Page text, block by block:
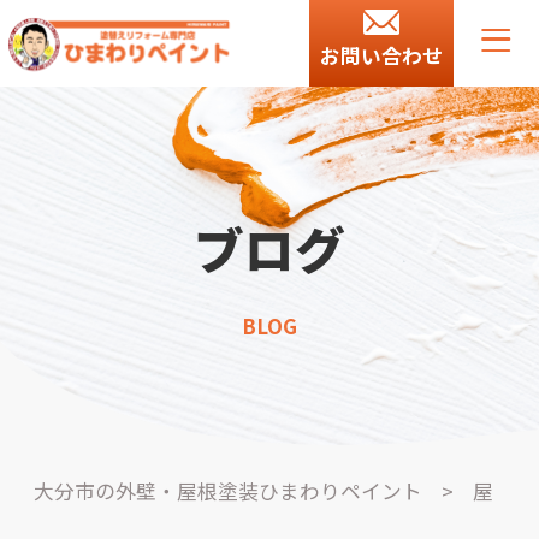
お問い合わせ
ブログ
BLOG
大分市の外壁・屋根塗装ひまわりペイント > 屋